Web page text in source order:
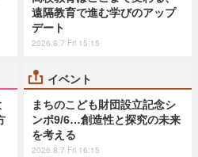
遠隔教育で進む学びのアップ
デート
2026.8.7 Fri 15:15
イベント
まちのこども財団設立記念シ
ンポ9/6…創造性と探究の未来
を考える
2026.8.7 Fri 16:15